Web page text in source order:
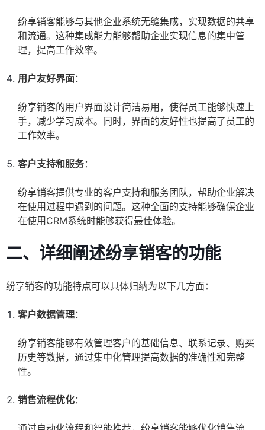
纷享销客能够与其他企业系统无缝集成，实现数据的共享
和流通。这种集成能力能够帮助企业实现信息的集中管
理，提高工作效率。
用户友好界面：
纷享销客的用户界面设计简洁易用，使得员工能够快速上
手，减少学习成本。同时，界面的友好性也提高了员工的
工作效率。
客户支持和服务：
纷享销客提供专业的客户支持和服务团队，帮助企业解决
在使用过程中遇到的问题。这种全面的支持能够确保企业
在使用CRM系统时能够获得最佳体验。
二、详细阐述纷享销客的功能
纷享销客的功能特点可以具体归纳为以下几方面：
客户数据管理：
纷享销客能够有效管理客户的基础信息、联系记录、购买
历史等数据，通过集中化管理提高数据的准确性和完整
性。
销售流程优化：